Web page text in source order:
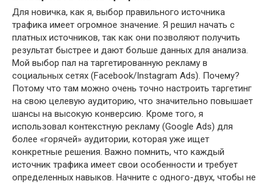
Для новичка, как я, выбор правильного источника
трафика имеет огромное значение. Я решил начать с
платных источников, так как они позволяют получить
результат быстрее и дают больше данных для анализа.
Мой выбор пал на таргетированную рекламу в
социальных сетях (Facebook/Instagram Ads). Почему?
Потому что там можно очень точно настроить таргетинг
на свою целевую аудиторию, что значительно повышает
шансы на высокую конверсию. Кроме того, я
использовал контекстную рекламу (Google Ads) для
более «горячей» аудитории, которая уже ищет
конкретные решения. Важно помнить, что каждый
источник трафика имеет свои особенности и требует
определенных навыков. Начните с одного-двух, чтобы не